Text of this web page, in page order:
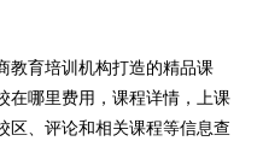
教育培训机构打造的精品课
在哪里费用，课程详情，上课
区、评论和相关课程等信息查